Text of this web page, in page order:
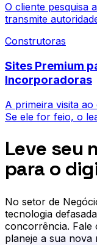
O cliente pesquisa
transmite
Construtoras
Sites Premium
Incorporadoras
A primeira visita
Se ele for feio, o
Leve seu
para o
No setor de
tecnologia
concorrência. Fale
planeje a sua nova